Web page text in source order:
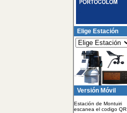
Elige Estación
Versión Móvil
Estación de Montuiri
escanea el codigo QR